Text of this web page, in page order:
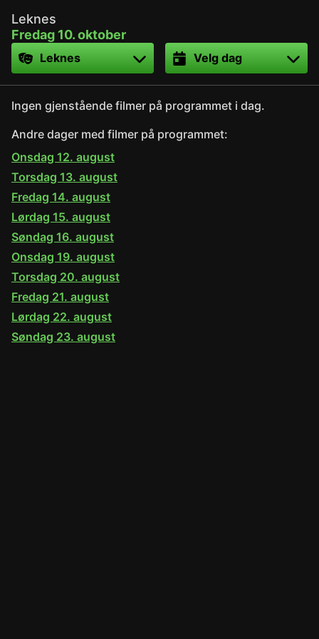
Leknes
Fredag 10. oktober
Sted
Dato
Ingen gjenstående filmer på programmet i dag.
Andre dager med filmer på programmet:
Onsdag 12. august
Torsdag 13. august
Fredag 14. august
Lørdag 15. august
Søndag 16. august
Onsdag 19. august
Torsdag 20. august
Fredag 21. august
Lørdag 22. august
Søndag 23. august